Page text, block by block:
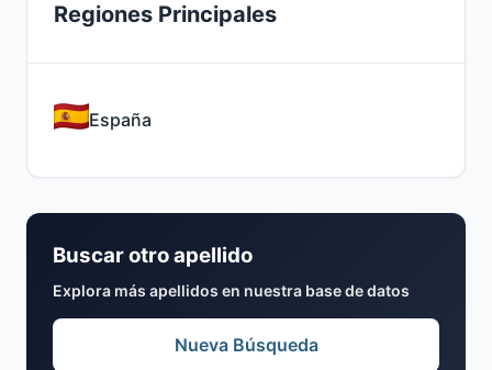
Regiones Principales
España
Buscar otro apellido
Explora más apellidos en nuestra base de datos
Nueva Búsqueda